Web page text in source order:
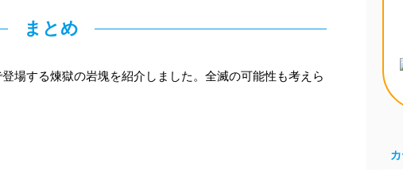
まとめ
場する煉獄の岩塊を紹介しました。全滅の可能性も考えら